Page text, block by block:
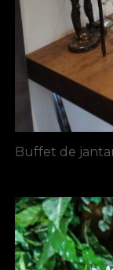
Buffet de